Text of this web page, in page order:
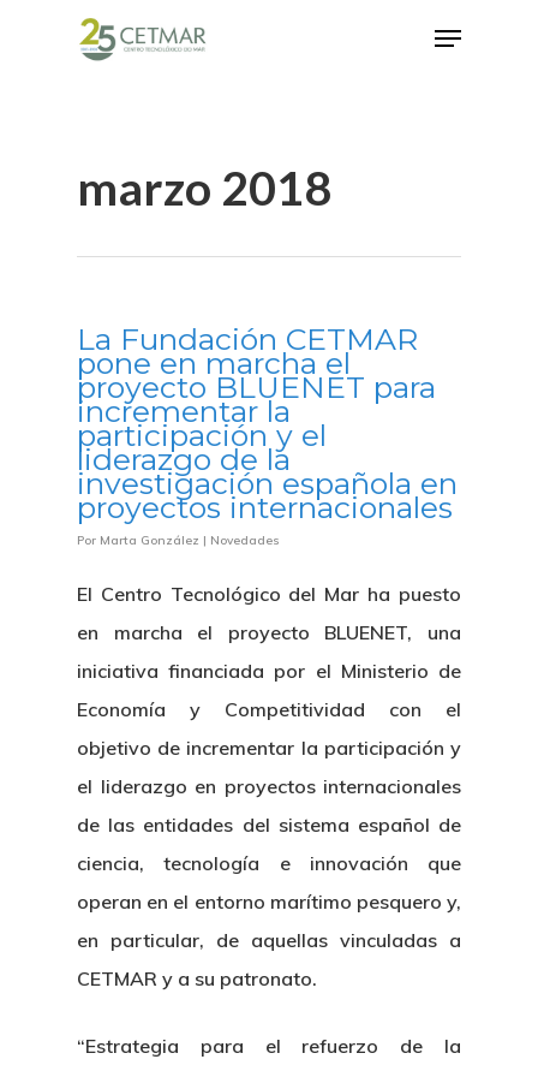
marzo 2018
La Fundación CETMAR
pone en marcha el
proyecto BLUENET para
incrementar la
participación y el
liderazgo de la
investigación española en
proyectos internacionales
Por Marta González | Novedades
El Centro Tecnológico del Mar ha puesto
en marcha el proyecto BLUENET, una
iniciativa financiada por el Ministerio de
Economía y Competitividad con el
objetivo de incrementar la participación y
el liderazgo en proyectos internacionales
de las entidades del sistema español de
ciencia, tecnología e innovación que
operan en el entorno marítimo pesquero y,
en particular, de aquellas vinculadas a
CETMAR y a su patronato.
“Estrategia para el refuerzo de la